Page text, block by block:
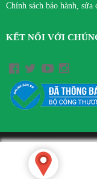
Chính sách bảo hành, sửa
KẾT NỐI VỚI
© Bản quyền thuộc về
Thiết kế bởi hpsoft.vn